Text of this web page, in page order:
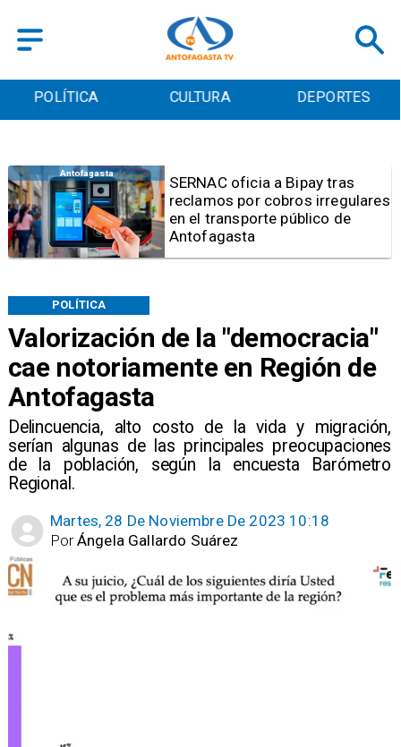
POLÍTICA CULTURA DEPORTES
Valorización de la "democracia"
cae notoriamente en Región de
Antofagasta
Delincuencia, alto costo de la vida y migración,
serían algunas de las principales preocupaciones
de la población, según la encuesta Barómetro
Regional.
POLÍTICA
Martes, 28 De Noviembre De 2023 10:18
Ángela Gallardo Suárez
Por
Antofagasta
Retiran tres toneladas de
basura y vehículos
abandonados en el sector
centro alto de Antofagasta